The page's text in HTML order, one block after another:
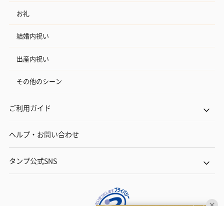
お礼
結婚内祝い
出産内祝い
その他のシーン
ご利用ガイド
ヘルプ・お問い合わせ
タンプ公式SNS